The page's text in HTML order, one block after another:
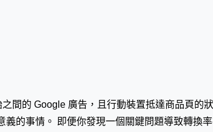
間的 Google 廣告，且行動裝置抵達商品頁的
的事情。 即便你發現一個關鍵問題導致轉換